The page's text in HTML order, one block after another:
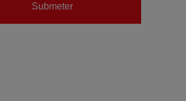
Submeter